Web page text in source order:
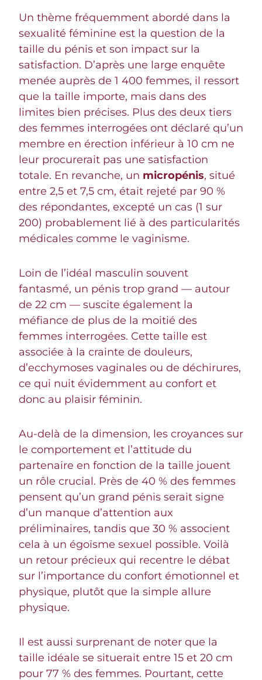
Un thème fréquemment abordé dans la
sexualité féminine est la question de la
taille du pénis et son impact sur la
satisfaction. D’après une large enquête
menée auprès de 1 400 femmes, il ressort
que la taille importe, mais dans des
limites bien précises. Plus des deux tiers
des femmes interrogées ont déclaré qu’un
membre en érection inférieur à 10 cm ne
leur procurerait pas une satisfaction
totale. En revanche, un micropénis, situé
entre 2,5 et 7,5 cm, était rejeté par 90 %
des répondantes, excepté un cas (1 sur
200) probablement lié à des particularités
médicales comme le vaginisme.
Loin de l’idéal masculin souvent
fantasmé, un pénis trop grand — autour
de 22 cm — suscite également la
méfiance de plus de la moitié des
femmes interrogées. Cette taille est
associée à la crainte de douleurs,
d’ecchymoses vaginales ou de déchirures,
ce qui nuit évidemment au confort et
donc au plaisir féminin.
Au-delà de la dimension, les croyances sur
le comportement et l’attitude du
partenaire en fonction de la taille jouent
un rôle crucial. Près de 40 % des femmes
pensent qu’un grand pénis serait signe
d’un manque d’attention aux
préliminaires, tandis que 30 % associent
cela à un égoïsme sexuel possible. Voilà
un retour précieux qui recentre le débat
sur l’importance du confort émotionnel et
physique, plutôt que la simple allure
physique.
Il est aussi surprenant de noter que la
taille idéale se situerait entre 15 et 20 cm
pour 77 % des femmes. Pourtant, cette